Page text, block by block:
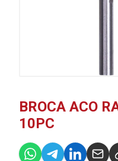
BROCA ACO
10PC